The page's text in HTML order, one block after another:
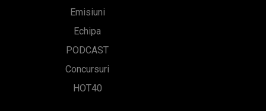
Emisiuni
Echipa
PODCAST
Concursuri
HOT40